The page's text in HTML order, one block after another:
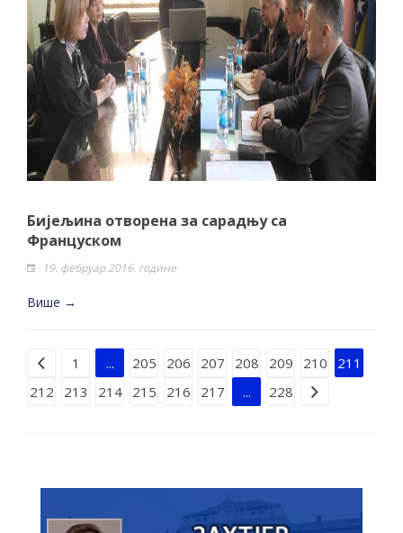
Бијељина отворена за сарадњу са
Француском
19. фебруар 2016. године
Више →
Strana 211 od 228
1 ... 205 206 207 208 209 210
211
212
213 214 215 216 217 ... 228